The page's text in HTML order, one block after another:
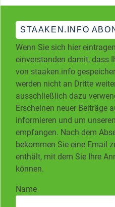
STAAKEN.INFO
Wenn Sie sich hier
einverstanden damit, dass
von staaken.info
werden nicht an Dritte
ausschließlich dazu
Erscheinen neuer Beiträge
informieren und um
empfangen. Nach dem
bekommen Sie eine Email
enthält, mit dem Sie Ihre
können.
Name